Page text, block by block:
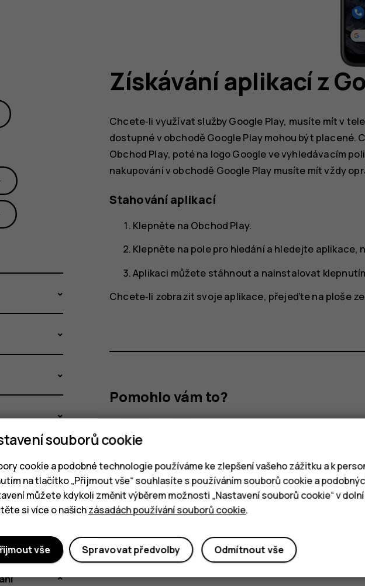
Získávání aplikací z
Chcete‑li využívat služby Google Play, musíte mít v
dostupné v obchodě Google Play mohou být
Obchod Play, poté na logo Google ve vyhledávacím
nakupování v obchodě Google Play musíte mít vždy
Stahování aplikací
Klepněte na Obchod Play.
Klepněte na pole pro hledání a hledejte aplikace,
Aplikaci můžete stáhnout a nainstalovat
Chcete‑li zobrazit svoje aplikace, přejeďte na ploše
Pomohlo vám to?
Ano
souborů cookie
cookie a podobné technologie používáme ke zlepšení vašeho zážitku a k
na tlačítko „Přijmout vše“ souhlasíte s používáním souborů cookie a
můžete kdykoli změnit výběrem možnosti „Nastavení souborů cookie“ v
si více o našichzásadách používání souborů cookie.
Odmítnout vše
Spravovat předvolby
vše